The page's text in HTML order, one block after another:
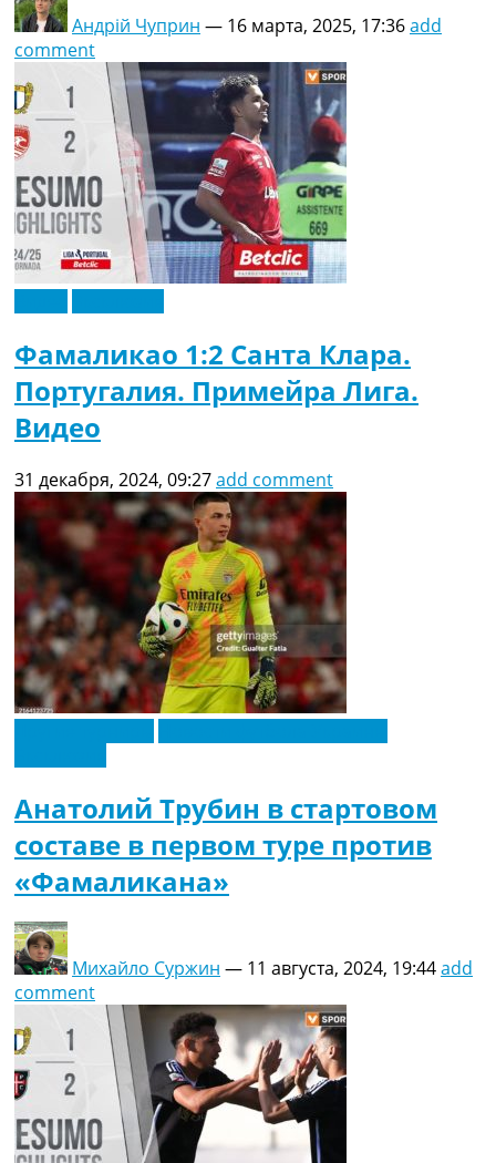
Андрій Чуприн — 16 марта, 2025, 17:36add
comment
Фамаликао 1:2 Санта Клара.
Португалия. Примейра Лига.
Видео
31 декабря, 2024, 09:27add comment
Анатолий Трубин в стартовом
составе в первом туре против
«Фамаликана»
Михайло Суржин — 11 августа, 2024, 19:44add
comment